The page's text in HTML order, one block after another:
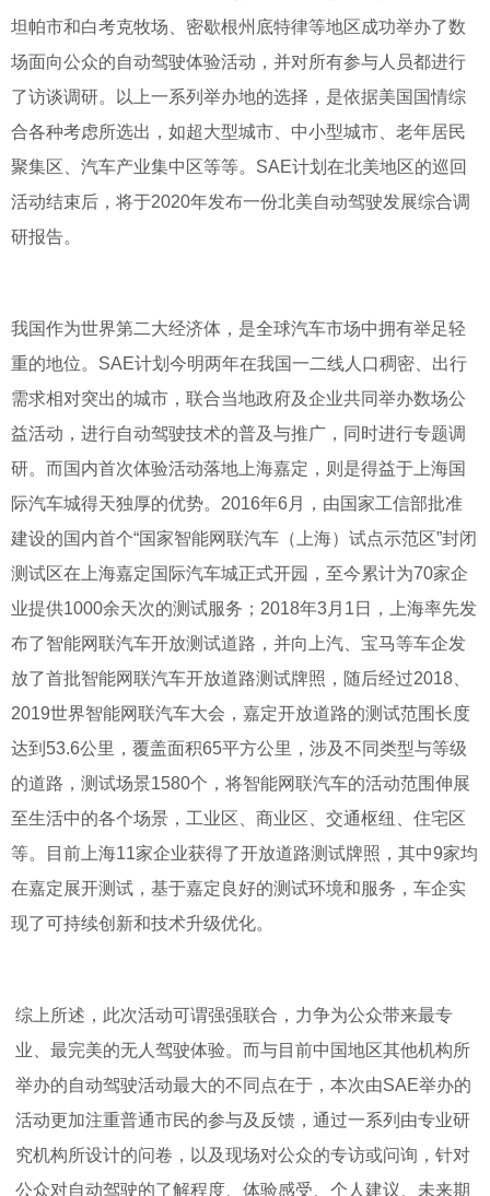
坦帕市和白考克牧场、密歇根州底特律等地区成功举办了数
场面向公众的自动驾驶体验活动，并对所有参与人员都进行
了访谈调研。以上一系列举办地的选择，是依据美国国情综
合各种考虑所选出，如超大型城市、中小型城市、老年居民
聚集区、汽车产业集中区等等。SAE计划在北美地区的巡回
活动结束后，将于2020年发布一份北美自动驾驶发展综合调
研报告。
我国作为世界第二大经济体，是全球汽车市场中拥有举足轻
重的地位。SAE计划今明两年在我国一二线人口稠密、出行
需求相对突出的城市，联合当地政府及企业共同举办数场公
益活动，进行自动驾驶技术的普及与推广，同时进行专题调
研。而国内首次体验活动落地上海嘉定，则是得益于上海国
际汽车城得天独厚的优势。2016年6月，由国家工信部批准
建设的国内首个“国家智能网联汽车（上海）试点示范区”封闭
测试区在上海嘉定国际汽车城正式开园，至今累计为70家企
业提供1000余天次的测试服务；2018年3月1日，上海率先发
布了智能网联汽车开放测试道路，并向上汽、宝马等车企发
放了首批智能网联汽车开放道路测试牌照，随后经过2018、
2019世界智能网联汽车大会，嘉定开放道路的测试范围长度
达到53.6公里，覆盖面积65平方公里，涉及不同类型与等级
的道路，测试场景1580个，将智能网联汽车的活动范围伸展
至生活中的各个场景，工业区、商业区、交通枢纽、住宅区
等。目前上海11家企业获得了开放道路测试牌照，其中9家均
在嘉定展开测试，基于嘉定良好的测试环境和服务，车企实
现了可持续创新和技术升级优化。
综上所述，此次活动可谓强强联合，力争为公众带来最专
业、最完美的无人驾驶体验。而与目前中国地区其他机构所
举办的自动驾驶活动最大的不同点在于，本次由SAE举办的
活动更加注重普通市民的参与及反馈，通过一系列由专业研
究机构所设计的问卷，以及现场对公众的专访或问询，针对
公众对自动驾驶的了解程度、体验感受、个人建议、未来期